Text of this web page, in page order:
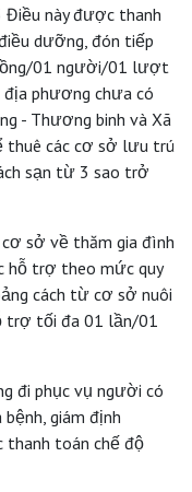
Điều này được thanh
dưỡng, đón tiếp
01 người/01 lượt
phương chưa có
- Thương binh và Xã
thuê các cơ sở lưu trú
sạn từ 3 sao trở
sở về thăm gia đình
trợ theo mức quy
cách từ cơ sở nuôi
trợ tối đa 01 lần/01
đi phục vụ người có
giám định
toán chế độ